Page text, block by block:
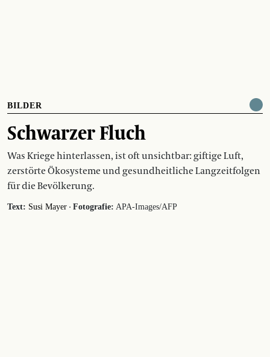
BILDER
Schwarzer Fluch
Was Kriege hinterlassen, ist oft unsichtbar: giftige Luft,
zerstörte Ökosysteme und gesundheitliche Langzeitfolgen
für die Bevölkerung.
Text: Susi Mayer · Fotografie: APA-Images/AFP